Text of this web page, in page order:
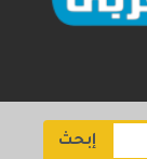
إبحث